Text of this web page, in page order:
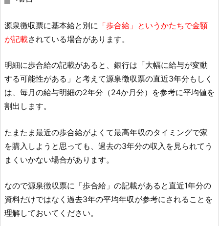
源泉徴収票に基本給と別に 「歩合給」というかたちで金額
が記載されている場合があります。
明細に歩合給の記載があると、銀行は「大幅に給与が変動
する可能性がある」と考えて源泉徴収票の直近3年分もしく
は、毎月の給与明細の2年分（24か月分）を参考に平均値を
割出します。
たまたま最近の歩合給がよくて最高年収のタイミングで家
を購入しようと思っても、過去の3年分の収入を見られてう
まくいかない場合があります。
なので源泉徴収票に「歩合給」の記載があると直近1年分の
資料だけではなく過去3年の平均年収が参考にされることを
理解しておいてください。